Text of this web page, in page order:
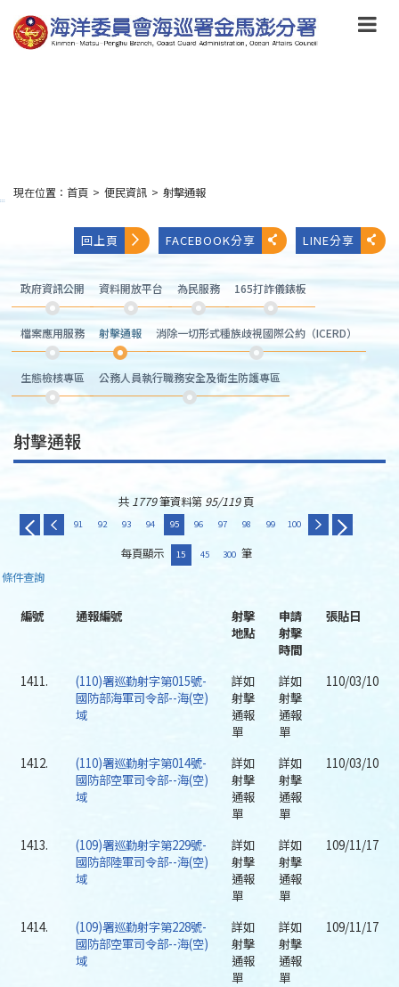
到
主
要
:::
現在位置： 首頁 > 便民資訊 > 射擊通報
回上頁 FACEBOOK分享 LINE分享
政府資訊公開 資料開放平台 為民服務 165打詐儀錶板
檔案應用服務 射擊通報 消除一切形式種族歧視國際公約（ICERD）
生態檢核專區 公務人員執行職務安全及衛生防護專區
射擊通報
共 1779筆資料第 95/119頁
91 92 93 94 95 96 97 98 99 100
每頁顯示 15 45 300 筆
條件查詢
編號 通報編號
射擊
地點
申請
射擊
時間
張貼日
1411.
(110)署巡勤射字第015號-
國防部海軍司令部--海(空)
域
詳如
射擊
通報
單
詳如
射擊
通報
單
110/03/10
1412.
(110)署巡勤射字第014號-
國防部空軍司令部--海(空)
域
詳如
射擊
通報
單
詳如
射擊
通報
單
110/03/10
1413.
(109)署巡勤射字第229號-
國防部陸軍司令部--海(空)
域
詳如
射擊
通報
單
詳如
射擊
通報
單
109/11/17
1414.
(109)署巡勤射字第228號-
國防部空軍司令部--海(空)
域
詳如
射擊
通報
單
詳如
射擊
通報
單
109/11/17